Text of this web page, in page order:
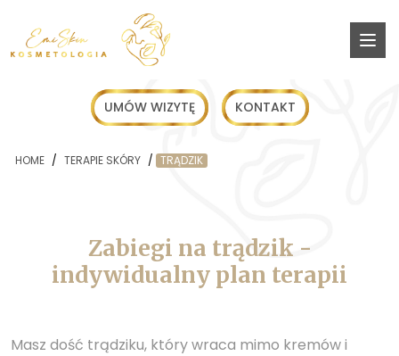
UMÓW WIZYTĘ KONTAKT
HOME / TERAPIE SKÓRY / TRĄDZIK
Zabiegi na trądzik -
indywidualny plan terapii
Masz dość trądziku, który wraca mimo kremów i